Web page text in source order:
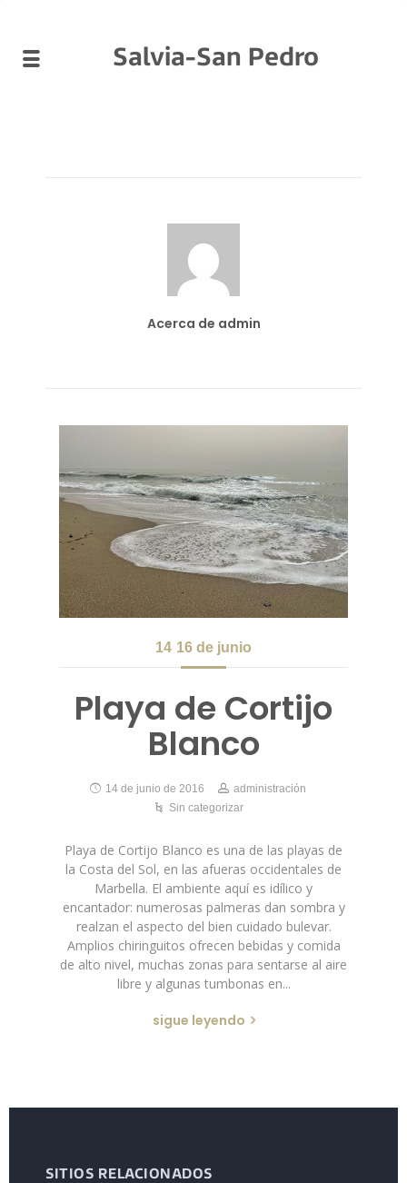
Salvia-San Pedro
Acerca de admin
14 16 de junio
Playa de Cortijo
Blanco
14 de junio de 2016
administración
Sin categorizar
Playa de Cortijo Blanco es una de las playas de
la Costa del Sol, en las afueras occidentales de
Marbella. El ambiente aquí es idílico y
encantador: numerosas palmeras dan sombra y
realzan el aspecto del bien cuidado bulevar.
Amplios chiringuitos ofrecen bebidas y comida
de alto nivel, muchas zonas para sentarse al aire
libre y algunas tumbonas en...
sigue leyendo
SITIOS RELACIONADOS